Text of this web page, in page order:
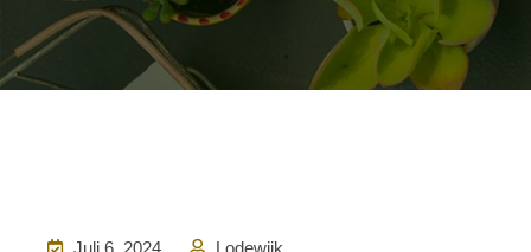
Juli 6, 2024
Lodewijk